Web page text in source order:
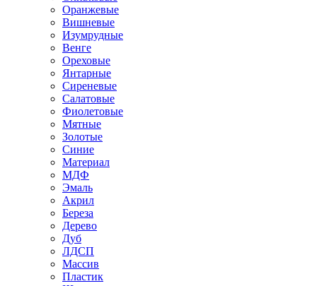
Оранжевые
Вишневые
Изумрудные
Венге
Ореховые
Янтарные
Сиреневые
Салатовые
Фиолетовые
Мятные
Золотые
Синие
Материал
МДФ
Эмаль
Акрил
Береза
Дерево
Дуб
ЛДСП
Массив
Пластик